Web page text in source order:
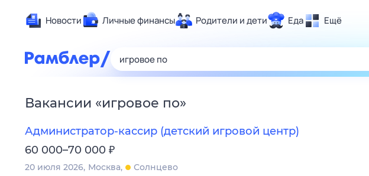
Новости Личные финансы Родители и дети Еда Ещё
Развлечения и отдых
Карьера
Вакансии «игровое по»
Администратор-кассир (детский игровой центр)
60 000–70 000 ₽
20 июля 2026 Москва
Солнцево